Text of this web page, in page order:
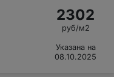
2302
руб/м2
Указана на
08.10.2025